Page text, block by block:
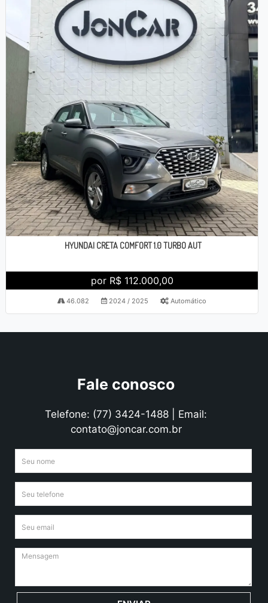
HYUNDAI CRETA COMFORT 1.0 TURBO AUT
por R$ 112.000,00
46.082 2024 / 2025 Automático
Fale conosco
Telefone: (77) 3424-1488 | Email:
contato@joncar.com.br